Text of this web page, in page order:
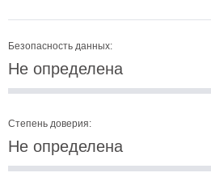
Безопасность данных:
Не определена
Степень доверия:
Не определена